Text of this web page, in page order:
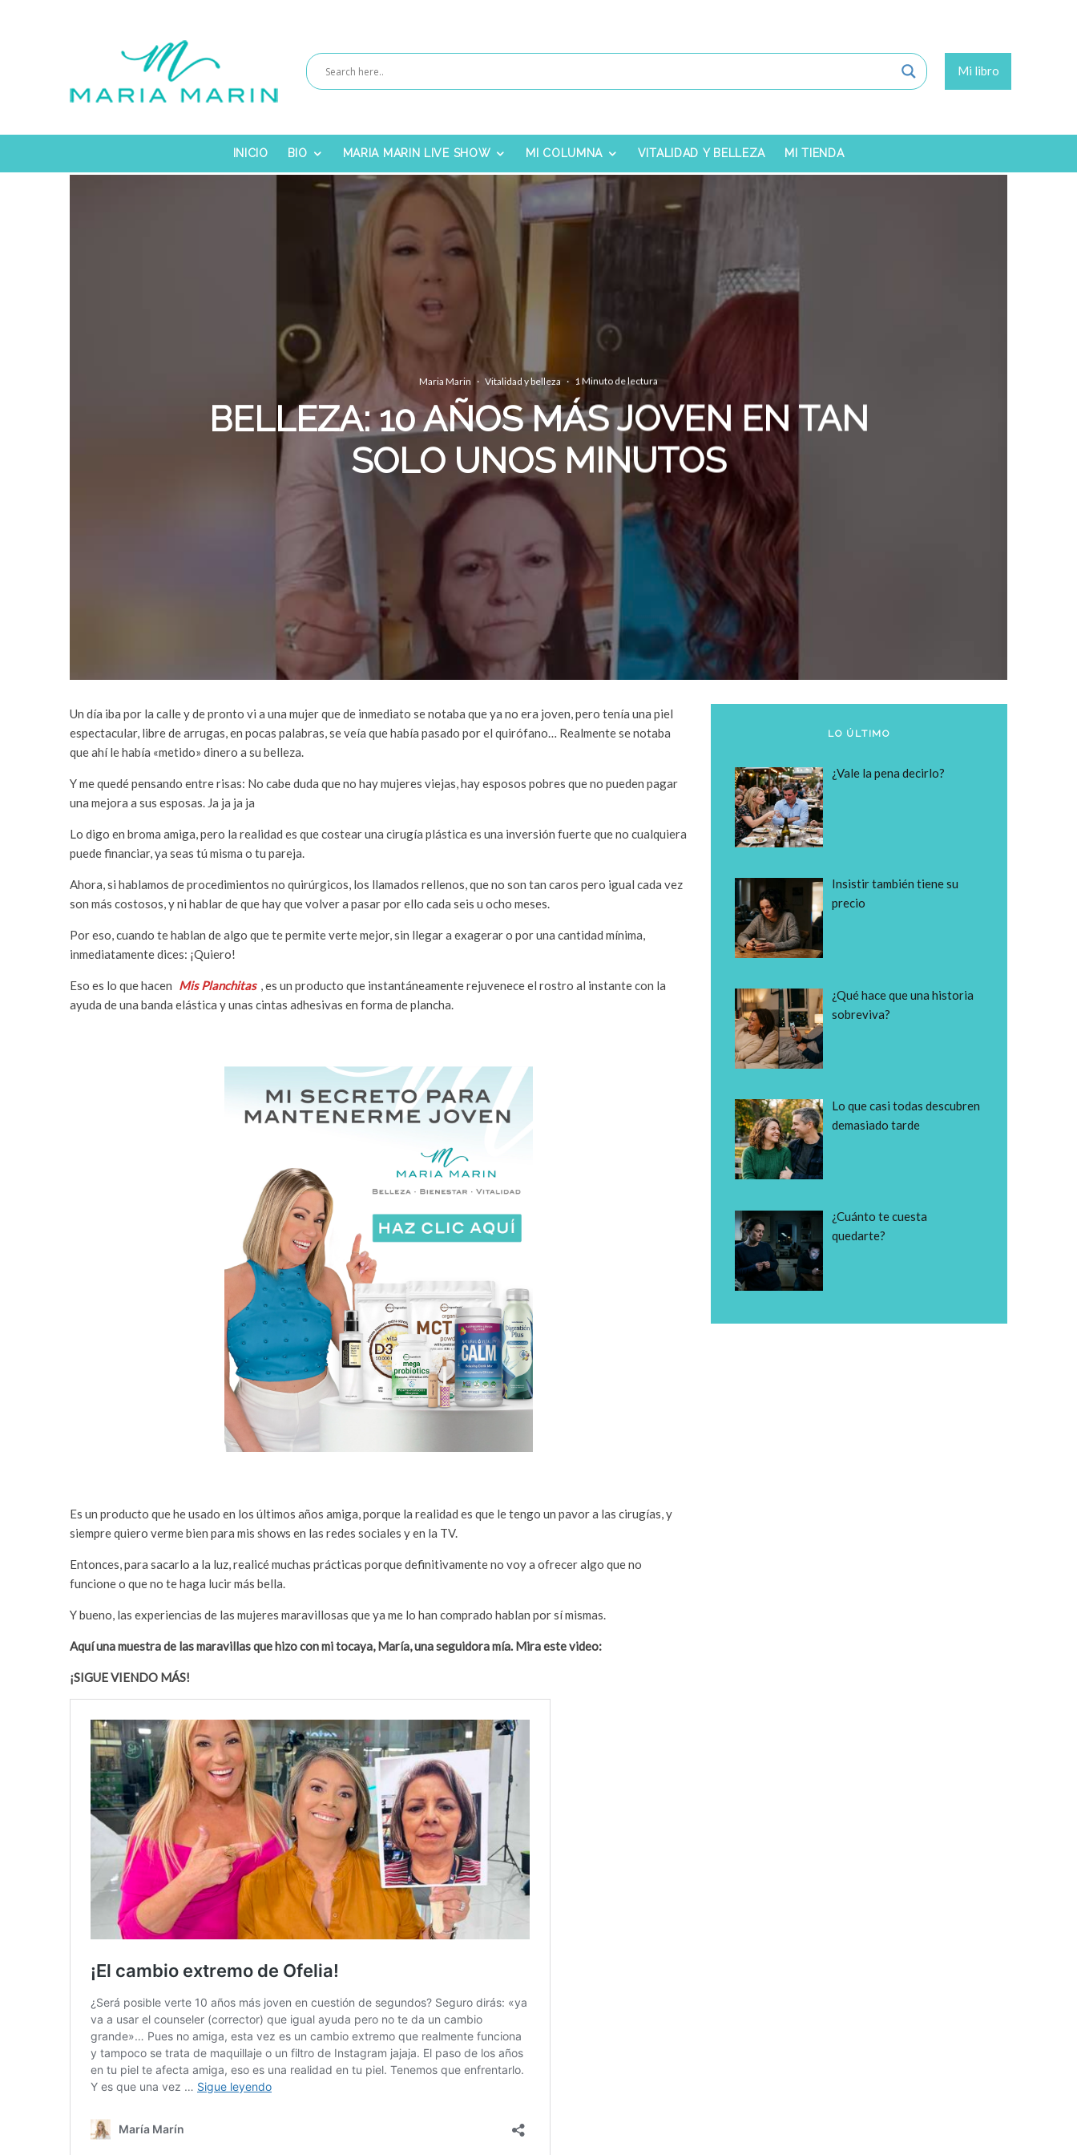
Mi libro
INICIO BIO MARIA MARIN LIVE SHOW MI COLUMNA VITALIDAD Y BELLEZA MI TIENDA
Maria Marin · Vitalidad y belleza · 1 Minuto de lectura
BELLEZA: 10 AÑOS MÁS JOVEN EN TAN
SOLO UNOS MINUTOS
Un día iba por la calle y de pronto vi a una mujer que de inmediato se notaba que ya no era joven, pero tenía una piel
espectacular, libre de arrugas, en pocas palabras, se veía que había pasado por el quirófano… Realmente se notaba
que ahí le había «metido» dinero a su belleza.
Y me quedé pensando entre risas: No cabe duda que no hay mujeres viejas, hay esposos pobres que no pueden pagar
una mejora a sus esposas. Ja ja ja ja
Lo digo en broma amiga, pero la realidad es que costear una cirugía plástica es una inversión fuerte que no cualquiera
puede financiar, ya seas tú misma o tu pareja.
Ahora, si hablamos de procedimientos no quirúrgicos, los llamados rellenos, que no son tan caros pero igual cada vez
son más costosos, y ni hablar de que hay que volver a pasar por ello cada seis u ocho meses.
Por eso, cuando te hablan de algo que te permite verte mejor, sin llegar a exagerar o por una cantidad mínima,
inmediatamente dices: ¡Quiero!
Eso es lo que hacen Mis Planchitas , es un producto que instantáneamente rejuvenece el rostro al instante con la
ayuda de una banda elástica y unas cintas adhesivas en forma de plancha.
Es un producto que he usado en los últimos años amiga, porque la realidad es que le tengo un pavor a las cirugías, y
siempre quiero verme bien para mis shows en las redes sociales y en la TV.
Entonces, para sacarlo a la luz, realicé muchas prácticas porque definitivamente no voy a ofrecer algo que no
funcione o que no te haga lucir más bella.
Y bueno, las experiencias de las mujeres maravillosas que ya me lo han comprado hablan por sí mismas.
Aquí una muestra de las maravillas que hizo con mi tocaya, María, una seguidora mía. Mira este video:
¡SIGUE VIENDO MÁS!
LO ÚLTIMO
¿Vale la pena decirlo?
Insistir también tiene su
precio
¿Qué hace que una historia
sobreviva?
Lo que casi todas descubren
demasiado tarde
¿Cuánto te cuesta
quedarte?